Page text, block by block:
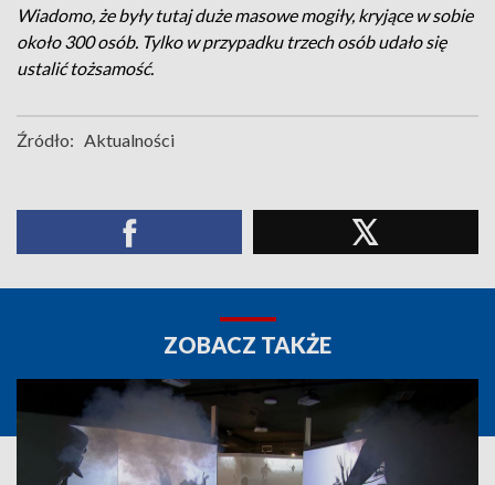
Wiadomo, że były tutaj duże masowe mogiły, kryjące w sobie
około 300 osób. Tylko w przypadku trzech osób udało się
ustalić tożsamość.
Źródło: Aktualności
ZOBACZ TAKŻE